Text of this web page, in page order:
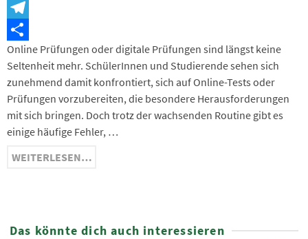
Snapchat
Telegram
Teilen
Online Prüfungen oder digitale Prüfungen sind längst keine
Seltenheit mehr. SchülerInnen und Studierende sehen sich
zunehmend damit konfrontiert, sich auf Online-Tests oder
Prüfungen vorzubereiten, die besondere Herausforderungen
mit sich bringen. Doch trotz der wachsenden Routine gibt es
einige häufige Fehler, …
WEITERLESEN…
Das könnte dich auch interessieren